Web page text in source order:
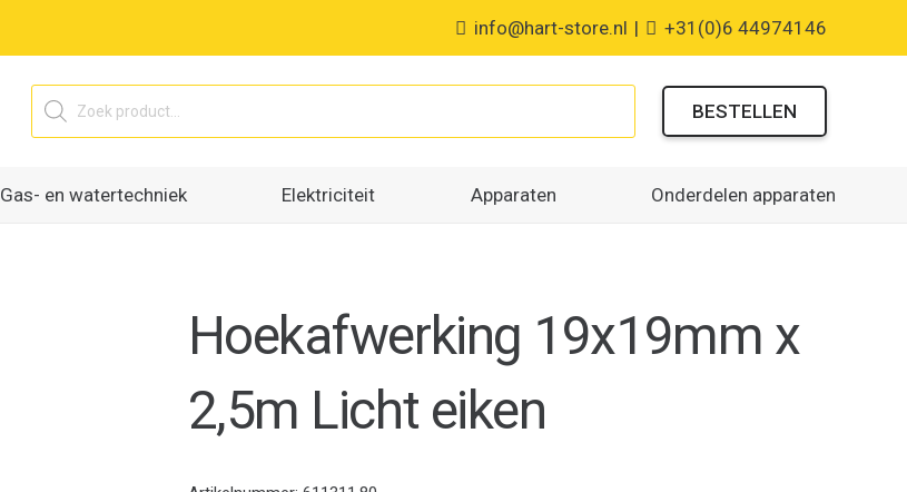
info@hart-store.nl | +31(0)6 44974146
Producten
zoeken
BESTELLEN
Gas- en watertechniek Elektriciteit Apparaten Onderdelen apparaten
Hoekafwerking 19x19mm x
2,5m Licht eiken